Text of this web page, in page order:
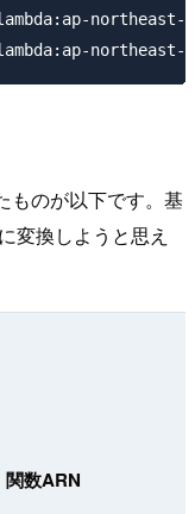
northeast-
ものが以下です。基
変換しようと思え
関数ARN